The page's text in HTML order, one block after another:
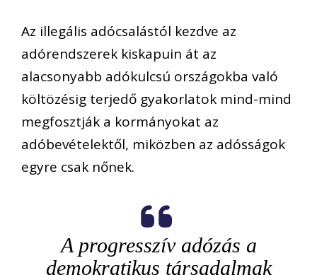
Az illegális adócsalástól kezdve az
adórendszerek kiskapuin át az
alacsonyabb adókulcsú országokba való
költözésig terjedő gyakorlatok mind-mind
megfosztják a kormányokat az
adóbevételektől, miközben az adósságok
egyre csak nőnek.
A progresszív adózás a
demokratikus társadalmak